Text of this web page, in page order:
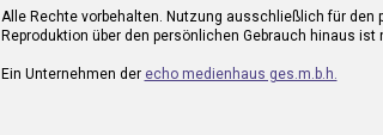
Alle Rechte vorbehalten. Nutzung ausschließlich für den
Reproduktion über den persönlichen Gebrauch hinaus
Ein Unternehmen der echo medienhaus ges.m.b.h.